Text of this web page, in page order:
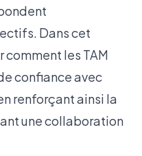
Dans cet
les TAM
confiance avec
renforçant ainsi la
une collaboration